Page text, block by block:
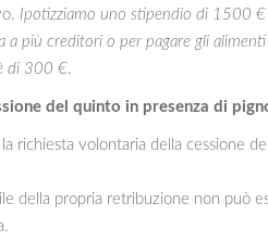
Ipotizziamo uno stipendio di 1500
a più creditori o per pagare gli
di 300 €.
del quinto in presenza di
richiesta volontaria della cessione
della propria retribuzione non può